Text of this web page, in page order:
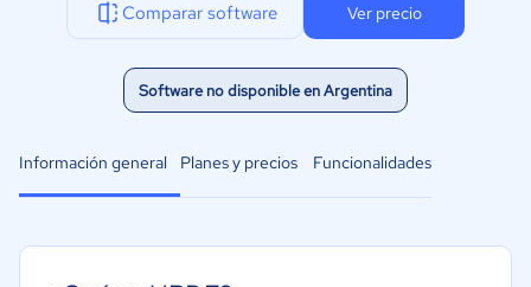
Comparar software Ver precio
Software no disponible en Argentina
Información general Planes y precios Funcionalidades